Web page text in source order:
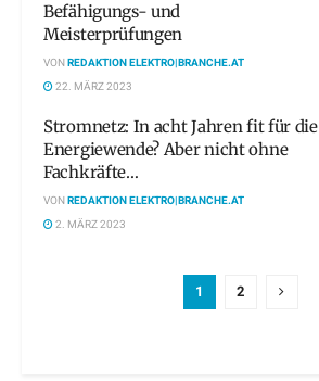
Befähigungs- und
Meisterprüfungen
VONREDAKTION ELEKTRO|BRANCHE.AT
22. MÄRZ 2023
Stromnetz: In acht Jahren fit für die
Energiewende? Aber nicht ohne
Fachkräfte…
VONREDAKTION ELEKTRO|BRANCHE.AT
2. MÄRZ 2023
1 2